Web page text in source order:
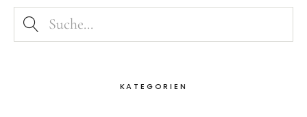
KATEGORIEN